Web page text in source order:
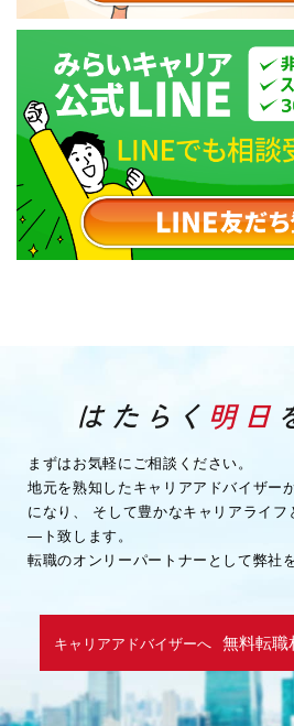
まずはお気軽にご相談ください。
地元を熟知したキャリアアドバイザー
になり、
そして豊かなキャリアライフ
―ト致します。
転職のオンリーパートナーとして弊社
キャリアアドバイザーへ 無料転職